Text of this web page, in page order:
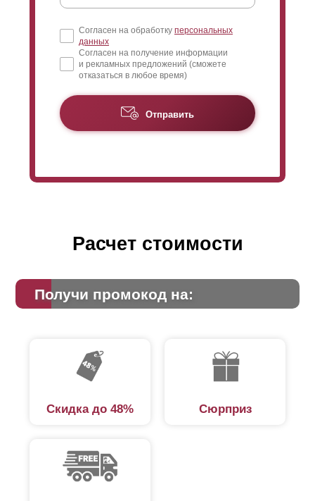
Согласен на обработку персональных
данных
Согласен на получение информации
и рекламных предложений (сможете
отказаться в любое время)
Отправить
Расчет стоимости
Получи промокод на:
Скидка до 48% Сюрприз